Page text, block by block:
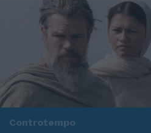
Controtempo